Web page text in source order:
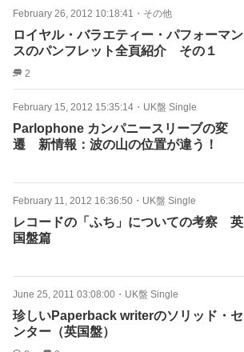
February 26, 2012 10:18:41 ・ その他
ロイヤル・バラエティー・パフォーマン
スのパンフレット全頁紹介 その１
2
February 15, 2012 15:35:14 ・ UK盤 Single
Parlophone カンパニースリーブの変
遷 新情報：波の山の位置が違う！
February 11, 2012 16:36:50 ・ UK盤 Single
レコードの「ふち」についての考察 英
国盤篇
June 25, 2011 03:08:00 ・ UK盤 Single
珍しいPaperback writerのソリッド・セ
ンター（英国盤）